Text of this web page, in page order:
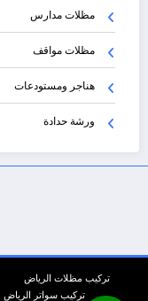
مظلات مدارس
مظلات مواقف
هناجر ومستودعات
ورشة حدادة
تركيب مظلات الرياض
تركيب سواتر الرياض